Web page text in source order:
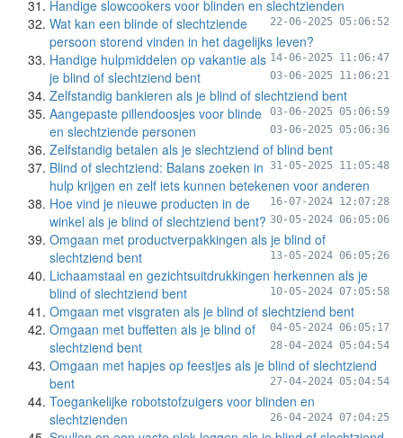
Handige slowcookers voor blinden en slechtzienden
22-06-2025 05:06:52
Wat kan een blinde of slechtziende
persoon storend vinden in het dagelijks leven?
14-06-2025 11:06:47
Handige hulpmiddelen op vakantie als
je blind of slechtziend bent
03-06-2025 11:06:21
Zelfstandig bankieren als je blind of slechtziend bent
03-06-2025 05:06:59
Aangepaste pillendoosjes voor blinde
en slechtziende personen
03-06-2025 05:06:36
Zelfstandig betalen als je slechtziend of blind bent
31-05-2025 11:05:48
Blind of slechtziend: Balans zoeken in
hulp krijgen en zelf iets kunnen betekenen voor anderen
16-07-2024 12:07:28
Hoe vind je nieuwe producten in de
winkel als je blind of slechtziend bent? 30-05-2024 06:05:06
Omgaan met productverpakkingen als je blind of
slechtziend bent
13-05-2024 06:05:26
Lichaamstaal en gezichtsuitdrukkingen herkennen als je
blind of slechtziend bent
10-05-2024 07:05:58
Omgaan met visgraten als je blind of slechtziend bent
04-05-2024 06:05:17
Omgaan met buffetten als je blind of
slechtziend bent
28-04-2024 05:04:54
Omgaan met hapjes op feestjes als je blind of slechtziend
bent
27-04-2024 05:04:54
Toegankelijke robotstofzuigers voor blinden en
slechtzienden
26-04-2024 07:04:25